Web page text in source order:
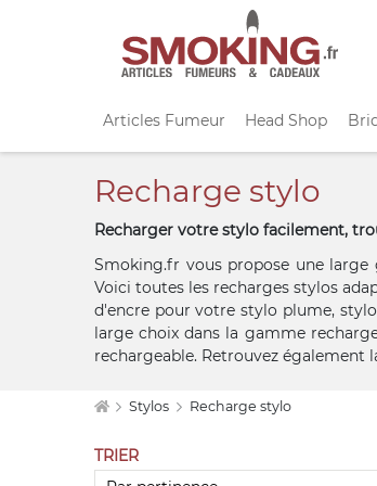
Articles Fumeur Head Shop
Recharge stylo
Recharger votre stylo facilement,
Smoking.fr vous propose une
Voici toutes les recharges stylos
d'encre pour votre stylo plume,
large choix dans la gamme
rechargeable. Retrouvez également
Stylos Recharge stylo
TRIER